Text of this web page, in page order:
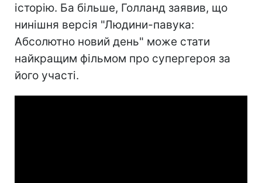
історію. Ба більше, Голланд заявив, що
нинішня версія "Людини-павука:
Абсолютно новий день" може стати
найкращим фільмом про супергероя за
його участі.